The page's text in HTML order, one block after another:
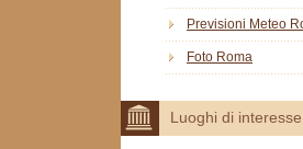
Previsioni Meteo
Foto Roma
Luoghi di interesse